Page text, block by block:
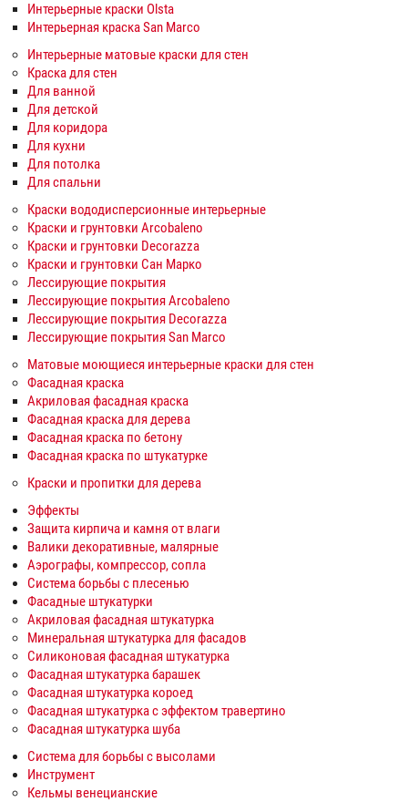
Интерьерные краски Olsta
Интерьерная краска San Marco
Интерьерные матовые краски для стен
Краска для стен
Для ванной
Для детской
Для коридора
Для кухни
Для потолка
Для спальни
Краски вододисперсионные интерьерные
Краски и грунтовки Arcobaleno
Краски и грунтовки Decorazza
Краски и грунтовки Сан Марко
Лессирующие покрытия
Лессирующие покрытия Arcobaleno
Лессирующие покрытия Decorazza
Лессирующие покрытия San Marco
Матовые моющиеся интерьерные краски для стен
Фасадная краска
Акриловая фасадная краска
Фасадная краска для дерева
Фасадная краска по бетону
Фасадная краска по штукатурке
Краски и пропитки для дерева
Эффекты
Защита кирпича и камня от влаги
Валики декоративные, малярные
Аэрографы, компрессор, сопла
Система борьбы с плесенью
Фасадные штукатурки
Акриловая фасадная штукатурка
Минеральная штукатурка для фасадов
Силиконовая фасадная штукатурка
Фасадная штукатурка барашек
Фасадная штукатурка короед
Фасадная штукатурка с эффектом травертино
Фасадная штукатурка шуба
Система для борьбы с высолами
Инструмент
Кельмы венецианские